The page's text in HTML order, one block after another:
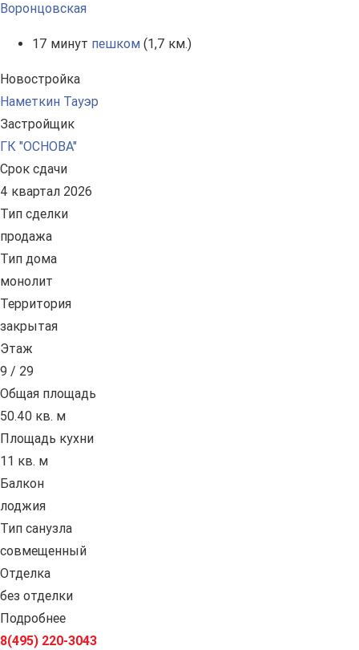
Воронцовская
17 минут пешком (1,7 км.)
Новостройка
Наметкин Тауэр
Застройщик
ГК "ОСНОВА"
Срок сдачи
4 квартал 2026
Тип сделки
продажа
Тип дома
монолит
Территория
закрытая
Этаж
9 / 29
Общая площадь
50.40 кв. м
Площадь кухни
11 кв. м
Балкон
лоджия
Тип санузла
совмещенный
Отделка
без отделки
Подробнее
8(495) 220-3043